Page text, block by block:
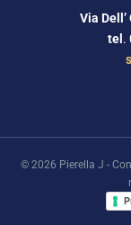
Via
tel .
© 2026 Pierella J -